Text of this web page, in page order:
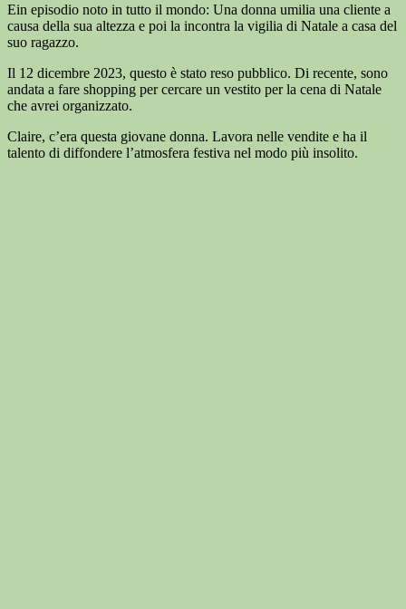
Ein episodio noto in tutto il mondo: Una donna umilia una cliente a
causa della sua altezza e poi la incontra la vigilia di Natale a casa del
suo ragazzo.
Il 12 dicembre 2023, questo è stato reso pubblico. Di recente, sono
andata a fare shopping per cercare un vestito per la cena di Natale
che avrei organizzato.
Claire, c’era questa giovane donna. Lavora nelle vendite e ha il
talento di diffondere l’atmosfera festiva nel modo più insolito.